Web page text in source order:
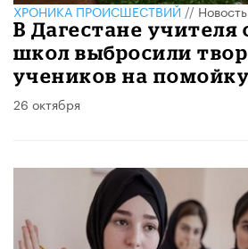
ХРОНИКА ПРОИСШЕСТВИЙ//Новость
В Дагестане учителя
школ выбросили
учеников на помойку
26 октября